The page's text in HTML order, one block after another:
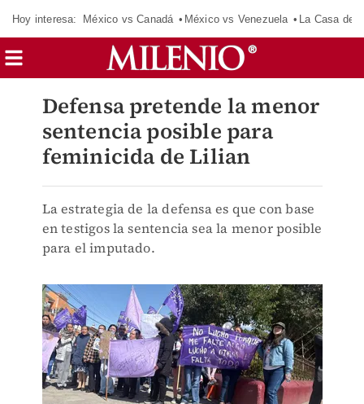
Hoy interesa: México vs Canadá México vs Venezuela La Casa de
Defensa pretende la menor
sentencia posible para
feminicida de Lilian
La estrategia de la defensa es que con base
en testigos la sentencia sea la menor posible
para el imputado.